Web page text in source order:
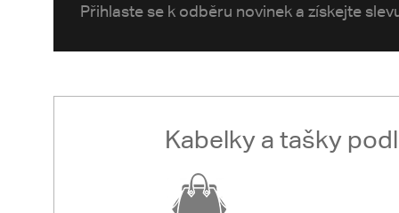
Přihlaste se k odběru novinek a získejte
Kabelky a tašky